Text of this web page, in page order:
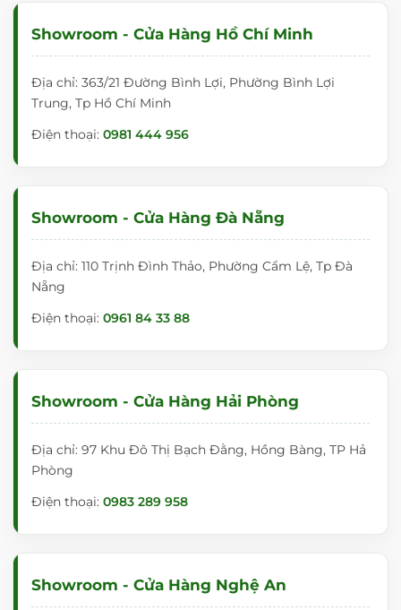
Showroom - Cửa Hàng Hồ Chí Minh
Địa chỉ: 363/21 Đường Bình Lợi, Phường Bình Lợi
Trung, Tp Hồ Chí Minh
Điện thoại: 0981 444 956
Showroom - Cửa Hàng Đà Nẵng
Địa chỉ: 110 Trịnh Đình Thảo, Phường Cẩm Lệ, Tp Đà
Nẵng
Điện thoại: 0961 84 33 88
Showroom - Cửa Hàng Hải Phòng
Địa chỉ: 97 Khu Đô Thị Bạch Đằng, Hồng Bàng, TP Hả
Phòng
Điện thoại: 0983 289 958
Showroom - Cửa Hàng Nghệ An